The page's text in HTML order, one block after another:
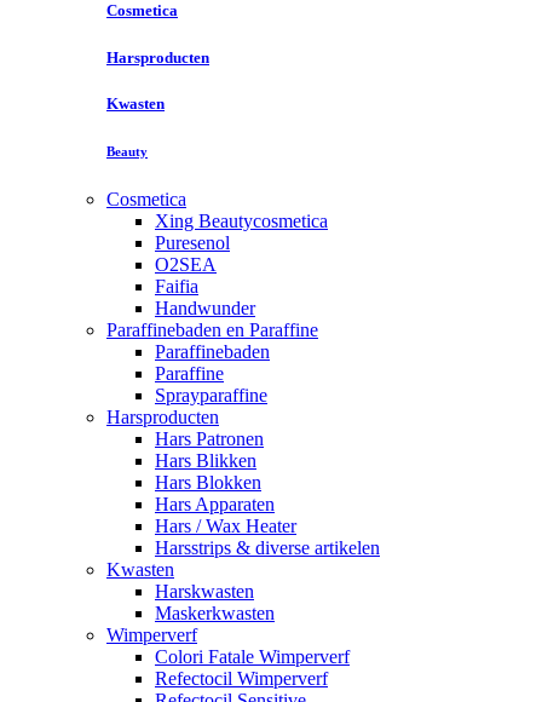
Cosmetica
Harsproducten
Kwasten
Beauty
Cosmetica
Xing Beautycosmetica
Puresenol
O2SEA
Faifia
Handwunder
Paraffinebaden en Paraffine
Paraffinebaden
Paraffine
Sprayparaffine
Harsproducten
Hars Patronen
Hars Blikken
Hars Blokken
Hars Apparaten
Hars / Wax Heater
Harsstrips & diverse artikelen
Kwasten
Harskwasten
Maskerkwasten
Wimperverf
Colori Fatale Wimperverf
Refectocil Wimperverf